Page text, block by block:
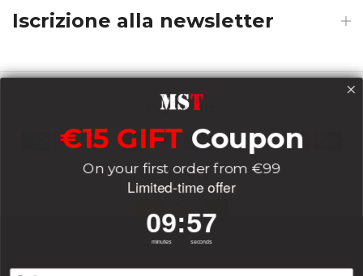
Iscrizione alla newsletter
Payments
Delivery
Socials
€15 GIFT Coupon
On your first order from €99
Limited-time offer
09
minutes
:57
seconds
Email